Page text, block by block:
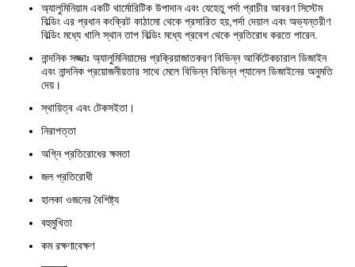
অ্যালুমিনিয়াম একটি থার্মোরিটিক উপাদান এবং যেহেতু পর্দা প্রাচীর আবরণ সিস্টেম
বিল্ডিং এর প্রধান কংক্রিট কাঠামো থেকে প্রসারিত হয়,পর্দা দেয়াল এবং অভ্যন্তরীণ
বিল্ডিং মধ্যে খালি স্থান তাপ বিল্ডিং মধ্যে প্রবেশ থেকে প্রতিরোধ করতে পারেন.
নান্দনিক সজ্জাঃ অ্যালুমিনিয়ামের প্রক্রিয়াজাতকরণ বিভিন্ন আর্কিটেকচারাল ডিজাইন
এবং নান্দনিক প্রয়োজনীয়তার সাথে মেলে বিভিন্ন বিভিন্ন প্যানেল ডিজাইনের অনুমতি
দেয়।
স্থায়িত্ব এবং টেকসইতা।
নিরাপত্তা
অগ্নি প্রতিরোধের ক্ষমতা
জল প্রতিরোধী
হালকা ওজনের বৈশিষ্ট্য
বহুমুখিতা
কম রক্ষণাবেক্ষণ